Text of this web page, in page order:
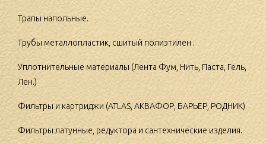
Трапы напольные.
Трубы металлопластик, сшитый полиэтилен .
Уплотнительные материалы (Лента Фум, Нить, Паста, Гель,
Лен.)
Фильтры и картриджи (ATLAS, АКВАФОР, БАРЬЕР, РОДНИК)
Фильтры латунные, редуктора и сантехнические изделия.